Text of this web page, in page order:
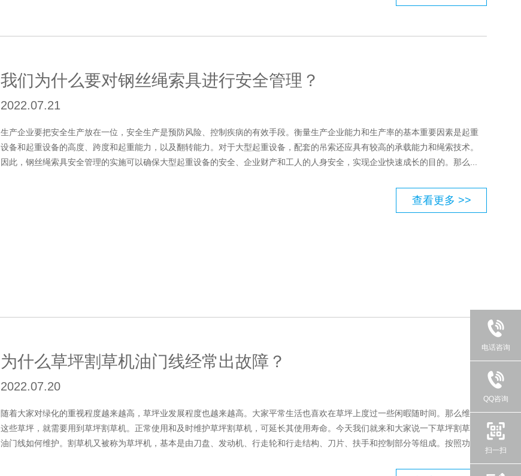
我们为什么要对钢丝绳索具进行安全管理？
2022.07.21
生产企业要把安全生产放在一位，安全生产是预防风险、控制疾病的有效手段。衡量生产企业能力和生产率的基本重要因素是起重
设备和起重设备的高度、跨度和起重能力，以及翻转能力。对于大型起重设备，配套的吊索还应具有较高的承载能力和绳索技术。
因此，钢丝绳索具安全管理的实施可以确保大型起重设备的安全、企业财产和工人的人身安全，实现企业快速成长的目的。那么...
查看更多 >>
为什么草坪割草机油门线经常出故障？
2022.07.20
随着大家对绿化的重视程度越来越高，草坪业发展程度也越来越高。大家平常生活也喜欢在草坪上度过一些闲暇随时间。那么维护
这些草坪，就需要用到草坪割草机。正常使用和及时维护草坪割草机，可延长其使用寿命。今天我们就来和大家说一下草坪割草机
油门线如何维护。割草机又被称为草坪机，基本是由刀盘、发动机、行走轮和行走结构、刀片、扶手和控制部分等组成。按照功...
电话咨询
QQ咨询
扫一扫